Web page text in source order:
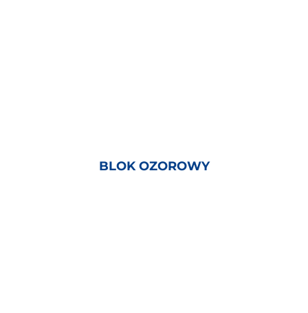
BLOK OZOROWY